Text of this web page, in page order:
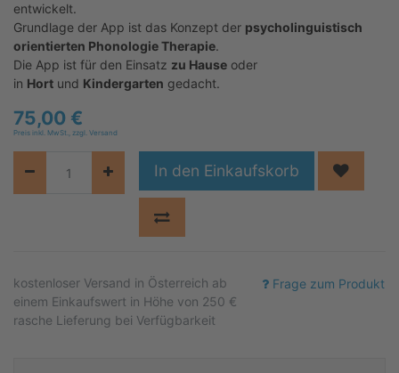
entwickelt.
Grundlage der App ist das Konzept der psycholinguistisch
orientierten Phonologie Therapie.
Die App ist für den Einsatz zu Hause oder
in Hort und Kindergarten gedacht.
75,00 €
Preis inkl. MwSt., zzgl. Versand
In den Einkaufskorb
Frage zum Produkt
kostenloser Versand in Österreich ab
einem Einkaufswert in Höhe von 250 €
rasche Lieferung bei Verfügbarkeit